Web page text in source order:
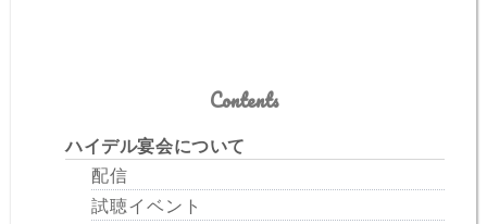
Contents
ハイデル宴会について
配信
試聴イベント